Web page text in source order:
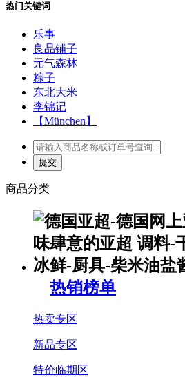
热门关键词
乐事
良品铺子
元气森林
粽子
东北大米
李锦记
【München】
商品分类
热销榜单
热卖专区
新品专区
特价临期区